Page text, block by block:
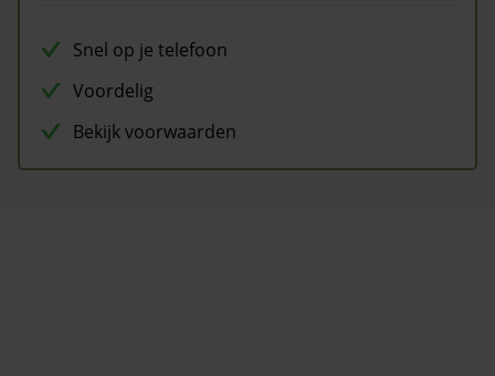
Snel op je telefoon
Voordelig
Bekijk voorwaarden